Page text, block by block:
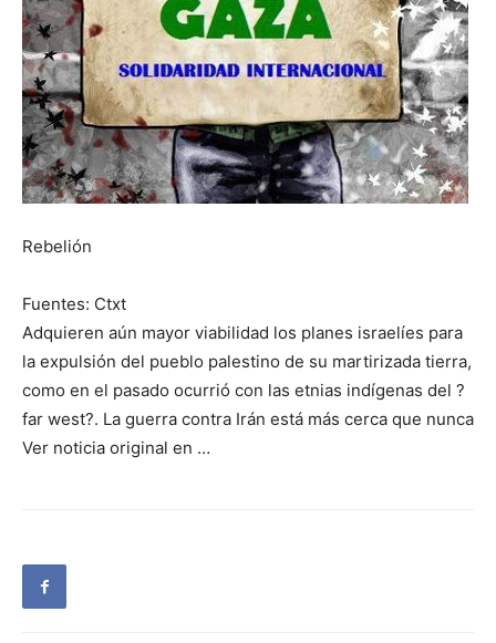
Rebelión
Fuentes: Ctxt
Adquieren aún mayor viabilidad los planes israelíes para
la expulsión del pueblo palestino de su martirizada tierra,
como en el pasado ocurrió con las etnias indígenas del ?
far west?. La guerra contra Irán está más cerca que nunca
Ver noticia original en …